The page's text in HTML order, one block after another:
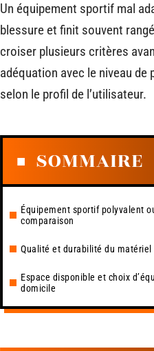
Un équipement sportif mal
blessure et finit souvent
croiser plusieurs critères
adéquation avec le niveau
selon le profil de l’utilisateur.
SOMMAIRE
Équipement sportif polyvalent
comparaison
Qualité et durabilité du
Espace disponible et choix
domicile